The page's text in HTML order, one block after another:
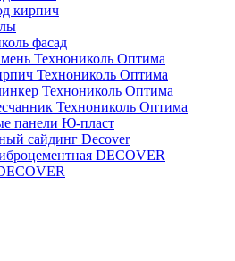
кирпич
фасад
Технониколь Оптима
Технониколь Оптима
Технониколь Оптима
Технониколь Оптима
панели Ю-пласт
сайдинг Decover
DECOVER